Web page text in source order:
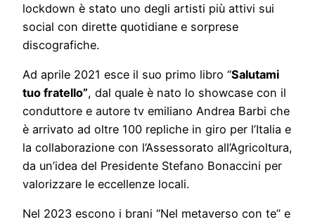
lockdown è stato uno degli artisti più attivi sui
social con dirette quotidiane e sorprese
discografiche.
Ad aprile 2021 esce il suo primo libro “Salutami
tuo fratello”, dal quale è nato lo showcase con il
conduttore e autore tv emiliano Andrea Barbi che
è arrivato ad oltre 100 repliche in giro per l’Italia e
la collaborazione con l’Assessorato all’Agricoltura,
da un’idea del Presidente Stefano Bonaccini per
valorizzare le eccellenze locali.
Nel 2023 escono i brani “Nel metaverso con te” e